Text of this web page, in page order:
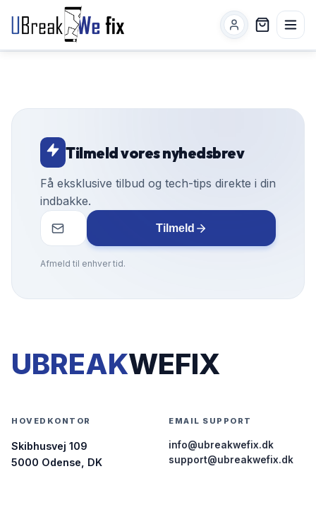
Tilmeld vores nyhedsbrev
Få eksklusive tilbud og tech-tips direkte i din
indbakke.
Tilmeld
Afmeld til enhver tid.
UBREAKWEFIX
HOVEDKONTOR
Skibhusvej 109
5000 Odense, DK
EMAIL SUPPORT
info@ubreakwefix.dk
support@ubreakwefix.dk